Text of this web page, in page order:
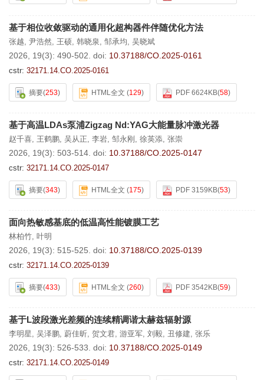
基于相位收敛驱动的通用化超构器件伴随优化方法
张越, 尹浩然, 王硕, 韩晓泉, 邹承均, 吴晓斌
2026, 19(3): 490-502. doi: 10.37188/CO.2025-0161
cstr: 32171.14.CO.2025-0161
摘要(253) HTML全文 (129) PDF 6624KB(58)
基于高温LDAs泵浦Zigzag Nd:YAG大能量脉冲激光器
赵千喜, 王鹤鹏, 吴从正, 李岩, 邹永刚 , 徐英添, 张崇
2026, 19(3): 503-514. doi: 10.37188/CO.2025-0147
cstr: 32171.14.CO.2025-0147
摘要(343) HTML全文 (175) PDF 3159KB(53)
面向热敏感基底的低温高性能镀膜工艺
林柏竹, 叶明
2026, 19(3): 515-525. doi: 10.37188/CO.2025-0139
cstr: 32171.14.CO.2025-0139
摘要(433) HTML全文 (260) PDF 3542KB(59)
基于L波段激光差频的连续精调谐太赫兹辐射源
李明星, 吴泽鹏, 蔚佳昕, 贺文君, 游亚军, 刘毅, 丑修建, 张乐
2026, 19(3): 526-533. doi: 10.37188/CO.2025-0149
cstr: 32171.14.CO.2025-0149